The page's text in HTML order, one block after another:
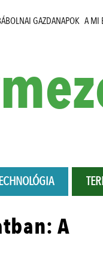
GAZDANAPOK A MI
A